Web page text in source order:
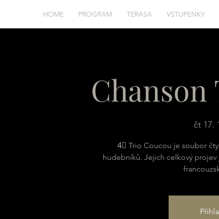
HOME PROGRAM TERASA VSTUPENKY
čt 17.
4⃣ Trio Coucou je soubor
hudebníků. Jejich celkový